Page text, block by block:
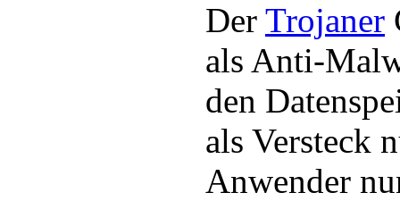
Der Trojaner
als Anti-
den
als Versteck
Anwender